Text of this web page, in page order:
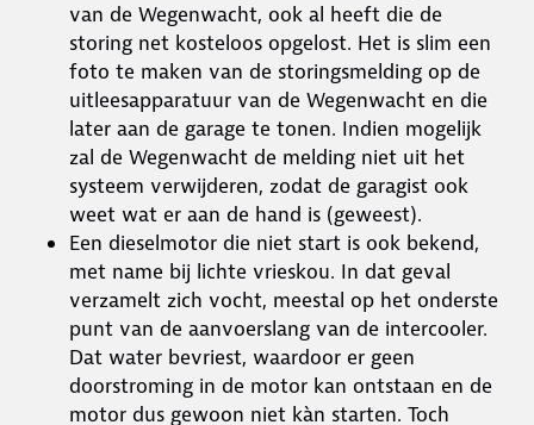
van de Wegenwacht, ook al heeft die de
storing net kosteloos opgelost. Het is slim een
foto te maken van de storingsmelding op de
uitleesapparatuur van de Wegenwacht en die
later aan de garage te tonen. Indien mogelijk
zal de Wegenwacht de melding niet uit het
systeem verwijderen, zodat de garagist ook
weet wat er aan de hand is (geweest).
Een dieselmotor die niet start is ook bekend,
met name bij lichte vrieskou. In dat geval
verzamelt zich vocht, meestal op het onderste
punt van de aanvoerslang van de intercooler.
Dat water bevriest, waardoor er geen
doorstroming in de motor kan ontstaan en de
motor dus gewoon niet kàn starten. Toch